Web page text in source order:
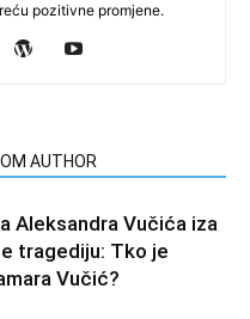
pozitivne promjene.
AUTHOR
Aleksandra Vučića iza
tragediju: Tko je
Vučić?